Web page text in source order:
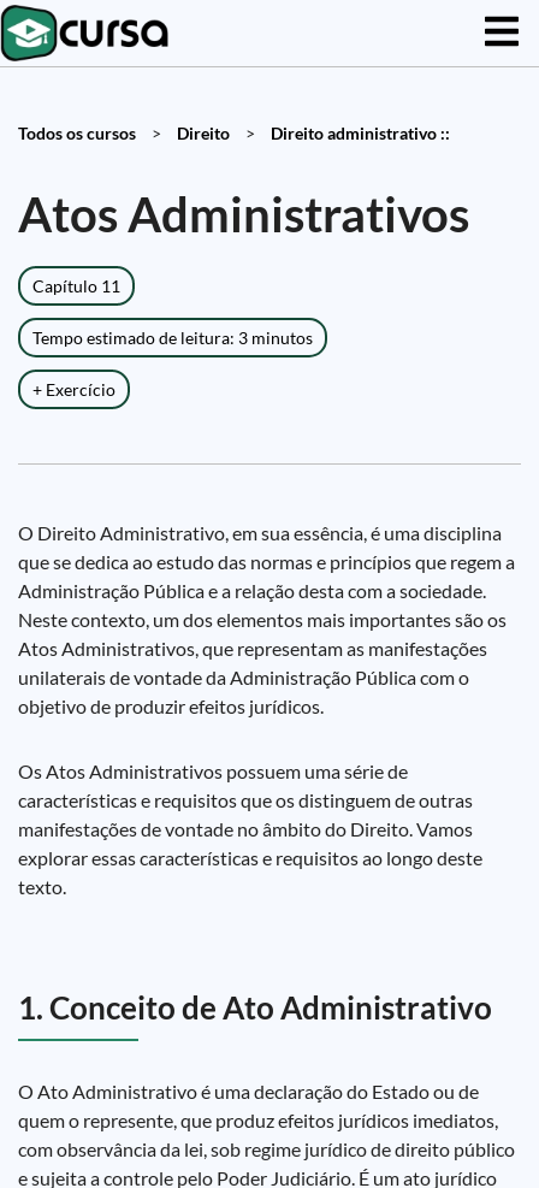
Todos os cursos > Direito > Direito administrativo ::
Atos Administrativos
Capítulo 11
Tempo estimado de leitura: 3 minutos
+ Exercício
O Direito Administrativo, em sua essência, é uma disciplina
que se dedica ao estudo das normas e princípios que regem a
Administração Pública e a relação desta com a sociedade.
Neste contexto, um dos elementos mais importantes são os
Atos Administrativos, que representam as manifestações
unilaterais de vontade da Administração Pública com o
objetivo de produzir efeitos jurídicos.
Os Atos Administrativos possuem uma série de
características e requisitos que os distinguem de outras
manifestações de vontade no âmbito do Direito. Vamos
explorar essas características e requisitos ao longo deste
texto.
1. Conceito de Ato Administrativo
O Ato Administrativo é uma declaração do Estado ou de
quem o represente, que produz efeitos jurídicos imediatos,
com observância da lei, sob regime jurídico de direito público
e sujeita a controle pelo Poder Judiciário. É um ato jurídico